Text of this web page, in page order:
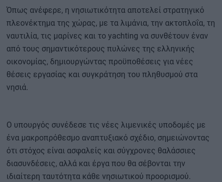
Όπως ανέφερε, η νησιωτικότητα αποτελεί στρατηγικό
πλεονέκτημα της χώρας, με τα λιμάνια, την ακτοπλοΐα, τη
ναυτιλία, τις μαρίνες και το yachting να συνθέτουν έναν
από τους σημαντικότερους πυλώνες της ελληνικής
οικονομίας, δημιουργώντας προϋποθέσεις για νέες
θέσεις εργασίας και συγκράτηση του πληθυσμού στα
νησιά.
Ο υπουργός συνέδεσε τις νέες λιμενικές υποδομές με
ένα μακροπρόθεσμο αναπτυξιακό σχέδιο, σημειώνοντας
ότι στόχος είναι ασφαλείς και σύγχρονες θαλάσσιες
διασυνδέσεις, αλλά και έργα που θα σέβονται την
ιδιαίτερη ταυτότητα κάθε νησιωτικού προορισμού.